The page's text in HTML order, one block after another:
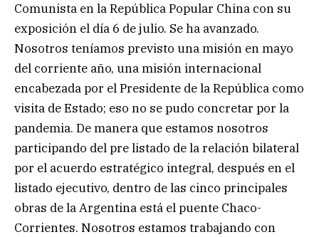
Comunista en la República Popular China con su
exposición el día 6 de julio. Se ha avanzado.
Nosotros teníamos previsto una misión en mayo
del corriente año, una misión internacional
encabezada por el Presidente de la República como
visita de Estado; eso no se pudo concretar por la
pandemia. De manera que estamos nosotros
participando del pre listado de la relación bilateral
por el acuerdo estratégico integral, después en el
listado ejecutivo, dentro de las cinco principales
obras de la Argentina está el puente Chaco-
Corrientes. Nosotros estamos trabajando con